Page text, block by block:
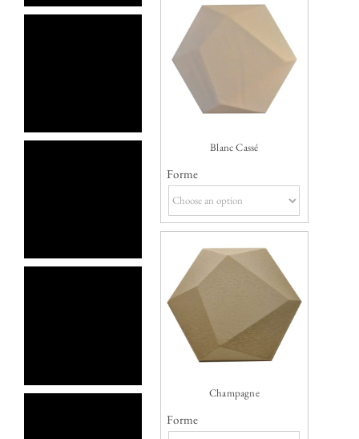
Blanc Cassé
Forme
Champagne
Forme